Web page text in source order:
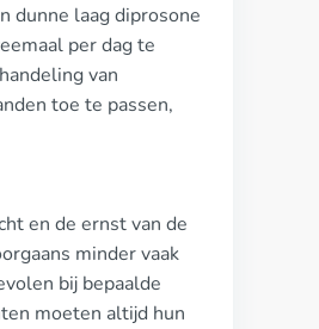
dunne laag diprosone
per dag te
van
toe te passen,
en de ernst van de
minder vaak
bij bepaalde
moeten altijd hun